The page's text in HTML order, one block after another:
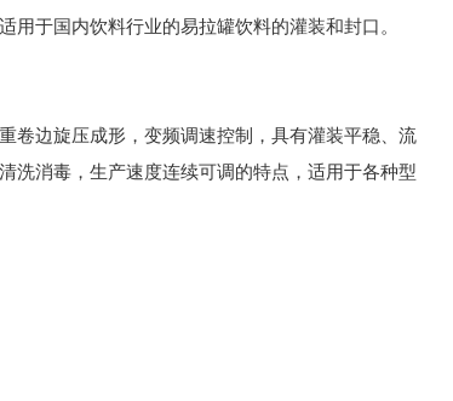
于国内饮料行业的易拉罐饮料的灌装和封口。
卷边旋压成形，变频调速控制，具有灌装平稳、流
洗消毒，生产速度连续可调的特点，适用于各种型